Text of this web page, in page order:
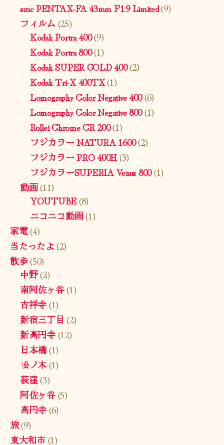
smc PENTAX-FA 43mm F1.9 Limited(9)
フィルム (25)
Kodak Portra 400(9)
Kodak Portra 800(1)
Kodak SUPER GOLD 400(2)
Kodak Tri-X 400TX(1)
Lomography Color Negative 400(6)
Lomography Color Negative 800(1)
Rollei Chrome CR 200(1)
フジカラー NATURA 1600(2)
フジカラー PRO 400H(3)
フジカラーSUPERIA Venus 800(1)
動画(11)
YOUTUBE(8)
ニコニコ動画(1)
家電(4)
当たったよ(2)
散歩(50)
中野(2)
南阿佐ヶ谷(1)
吉祥寺(1)
新宿三丁目 (2)
新高円寺(12)
日本橋(1)
松ノ木(1)
荻窪(3)
阿佐ヶ谷(5)
高円寺(6)
旅(9)
東大和市(1)